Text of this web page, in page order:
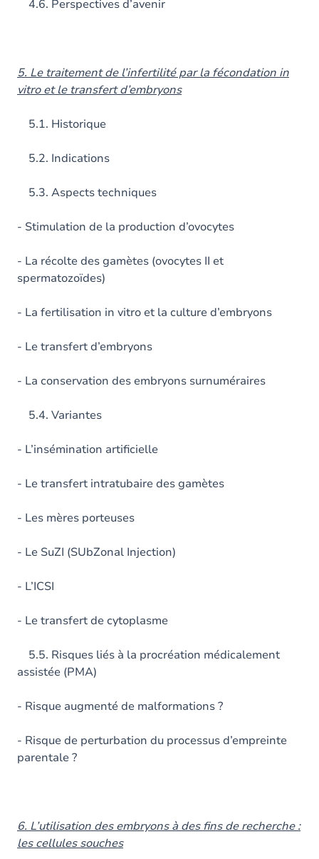
4.6. Perspectives d’avenir
5. Le traitement de l’infertilité par la fécondation in
vitro et le transfert d’embryons
5.1. Historique
5.2. Indications
5.3. Aspects techniques
- Stimulation de la production d’ovocytes
- La récolte des gamètes (ovocytes II et
spermatozoïdes)
- La fertilisation in vitro et la culture d’embryons
- Le transfert d’embryons
- La conservation des embryons surnuméraires
5.4. Variantes
- L’insémination artificielle
- Le transfert intratubaire des gamètes
- Les mères porteuses
- Le SuZI (SUbZonal Injection)
- L’ICSI
- Le transfert de cytoplasme
5.5. Risques liés à la procréation médicalement
assistée (PMA)
- Risque augmenté de malformations ?
- Risque de perturbation du processus d’empreinte
parentale ?
6. L’utilisation des embryons à des fins de recherche :
les cellules souches